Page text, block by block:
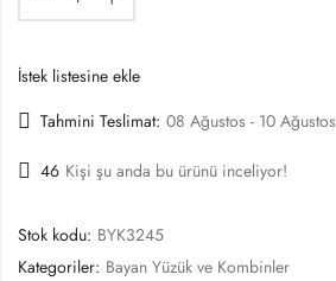
İstek listesine ekle
Tahmini Teslimat: 08 Ağustos - 10 Ağustos
46 Kişi şu anda bu ürünü inceliyor!
Stok kodu: BYK3245
Kategoriler: Bayan Yüzük ve Kombinler